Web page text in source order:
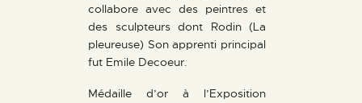
collabore avec des peintres et
des sculpteurs dont Rodin (La
pleureuse) Son apprenti principal
fut Emile Decoeur.
Médaille d’or à l’Exposition